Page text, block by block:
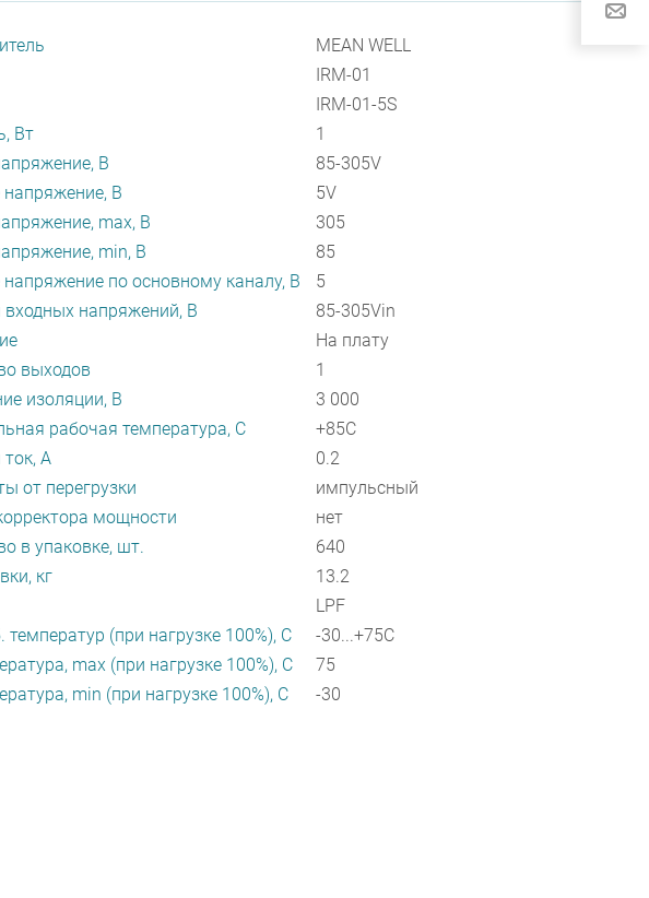
MEAN WELL
IRM-01
IRM-01-5S
Вт
1
В
85-305V
В
5V
max, В
305
min, В
85
по основному каналу, В
5
напряжений, В
85-305Vin
На плату
выходов
1
изоляции, В
3 000
рабочая температура, C
+85C
А
0.2
от перегрузки
импульсный
мощности
нет
в упаковке, шт.
640
кг
13.2
LPF
(при нагрузке 100%), C
-30...+75C
max (при нагрузке 100%), C
75
min (при нагрузке 100%), C
-30